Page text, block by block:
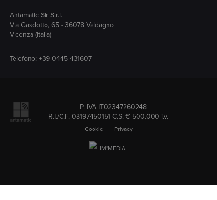
Antamatic Sir S.r.l.
Via Gasdotto, 65 - 36078 Valdagno
Vicenza (Italia)
Telefono: +39 0445 431607
P. IVA IT02347260248
R.I./C.F. 08197450151 C.S. € 500.000 i.v.
Cookie Privacy